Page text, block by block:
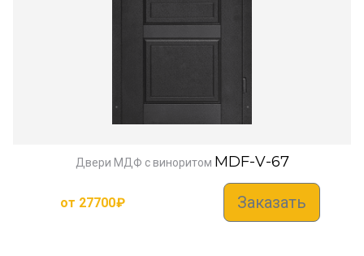
Двери МДФ с виноритом MDF-V-67
от 27700₽ Заказать